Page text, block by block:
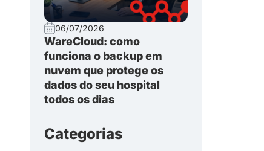
06/07/2026
WareCloud: como
funciona o backup em
nuvem que protege os
dados do seu hospital
todos os dias
Categorias